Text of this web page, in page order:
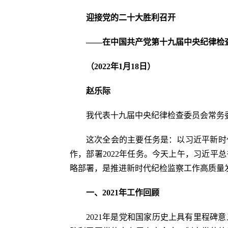
迎接党的二十大胜利召开
——在中国共产党第十九届中央纪律检
（2022年1月18日）
赵乐际
我代表十九届中央纪律检查委员会常
这次全会的主要任务是：以习近平新
作，部署2022年任务。今天上午，习近平
略部署，是推进新时代纪检监察工作高质
一、2021年工作回顾
2021年是党和国家历史上具有里程碑